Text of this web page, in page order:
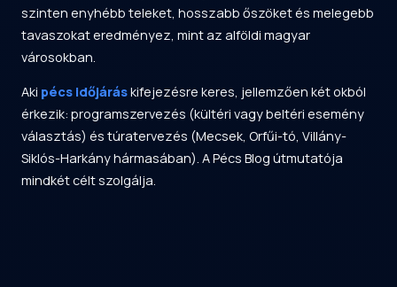
szinten enyhébb teleket, hosszabb őszöket és melegebb
tavaszokat eredményez, mint az alföldi magyar
városokban.
Aki pécs időjáráskifejezésre keres, jellemzően két okból
érkezik: programszervezés (kültéri vagy beltéri esemény
választás) és túratervezés (Mecsek, Orfűi-tó, Villány-
Siklós-Harkány hármasában). A Pécs Blog útmutatója
mindkét célt szolgálja.